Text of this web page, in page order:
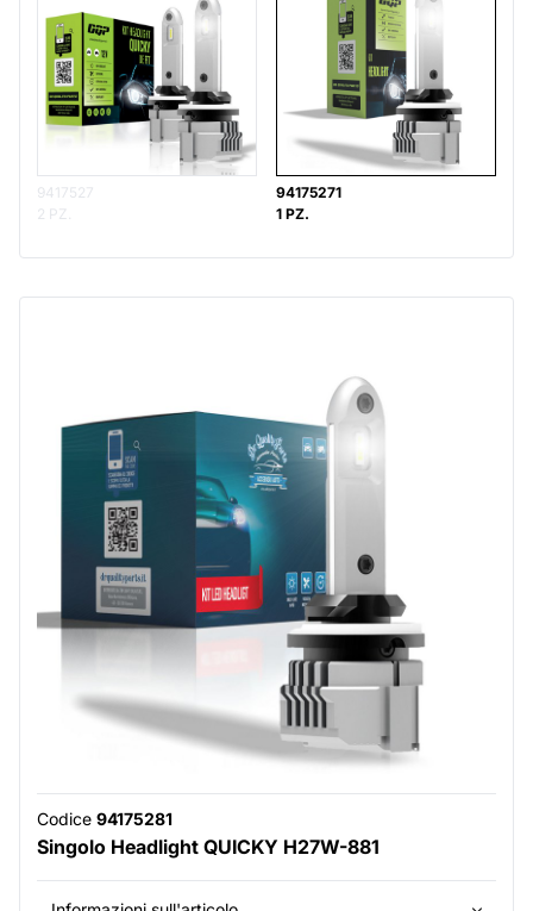
9417527
2 PZ.
94175271
1 PZ.
Codice 94175281
Singolo Headlight QUICKY H27W-881